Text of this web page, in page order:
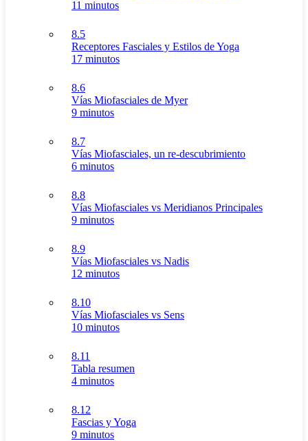
11 minutos
8.5
Receptores Fasciales y Estilos de Yoga
17 minutos
8.6
Vías Miofasciales de Myer
9 minutos
8.7
Vías Miofasciales, un re-descubrimiento
6 minutos
8.8
Vías Miofasciales vs Meridianos Principales
9 minutos
8.9
Vías Miofasciales vs Nadis
12 minutos
8.10
Vías Miofasciales vs Sens
10 minutos
8.11
Tabla resumen
4 minutos
8.12
Fascias y Yoga
9 minutos